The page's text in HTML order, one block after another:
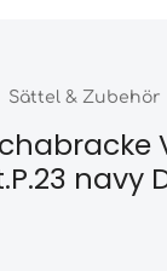
Sättel & Zubehör
navy